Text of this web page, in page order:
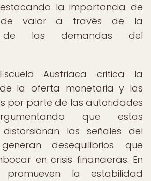
la importancia de
valor a través de la
de las demandas del
Austriaca critica la
la oferta monetaria y las
por parte de las autoridades
que estas
distorsionan las señales del
desequilibrios que
en crisis financieras. En
promueven la estabilidad